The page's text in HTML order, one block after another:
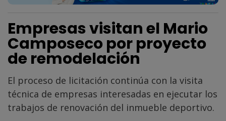
Empresas visitan el Mario
Camposeco por proyecto
de remodelación
El proceso de licitación continúa con la visita
técnica de empresas interesadas en ejecutar los
trabajos de renovación del inmueble deportivo.